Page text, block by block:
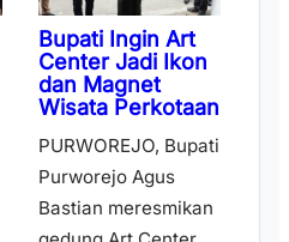
Bupati Ingin Art
Center Jadi Ikon
dan Magnet
Wisata Perkotaan
PURWOREJO, Bupati
Purworejo Agus
Bastian meresmikan